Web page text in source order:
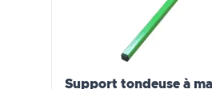
Support tondeuse à